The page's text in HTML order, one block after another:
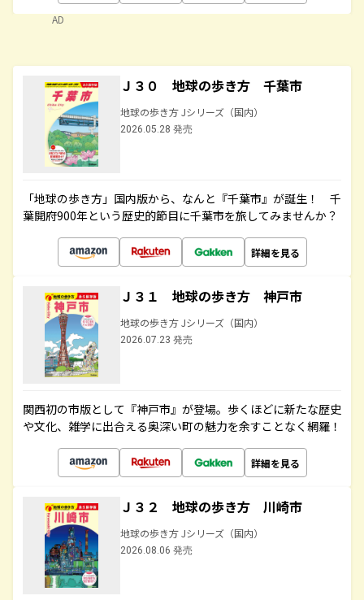
AD
Ｊ３０ 地球の歩き方 千葉市
地球の歩き方 Jシリーズ（国内）
2026.05.28 発売
「地球の歩き方」国内版から、なんと『千葉市』が誕生！ 千
葉開府900年という歴史的節目に千葉市を旅してみませんか？
詳細を見る
Ｊ３１ 地球の歩き方 神戸市
地球の歩き方 Jシリーズ（国内）
2026.07.23 発売
関西初の市版として『神戸市』が登場。歩くほどに新たな歴史
や文化、雑学に出合える奥深い町の魅力を余すことなく網羅！
詳細を見る
Ｊ３２ 地球の歩き方 川崎市
地球の歩き方 Jシリーズ（国内）
2026.08.06 発売